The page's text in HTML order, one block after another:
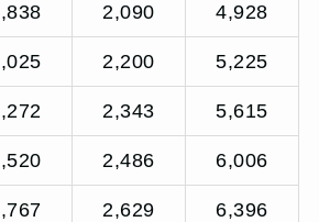
2,090 4,928
2,200 5,225
2,343 5,615
2,486 6,006
2,629 6,396